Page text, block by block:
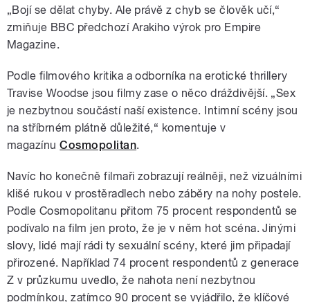
„Bojí se dělat chyby. Ale právě z chyb se člověk učí,“
zmiňuje BBC předchozí Arakiho výrok pro Empire
Magazine.
Podle filmového kritika a odborníka na erotické thrillery
Travise Woodse jsou filmy zase o něco dráždivější. „Sex
je nezbytnou součástí naší existence. Intimní scény jsou
na stříbrném plátně důležité,“ komentuje v
magazínu Cosmopolitan.
Navíc ho konečně filmaři zobrazují reálněji, než vizuálními
klišé rukou v prostěradlech nebo záběry na nohy postele.
Podle Cosmopolitanu přitom 75 procent respondentů se
podívalo na film jen proto, že je v něm hot scéna. Jinými
slovy, lidé mají rádi ty sexuální scény, které jim připadají
přirozené. Například 74 procent respondentů z generace
Z v průzkumu uvedlo, že nahota není nezbytnou
podmínkou, zatímco 90 procent se vyjádřilo, že klíčové